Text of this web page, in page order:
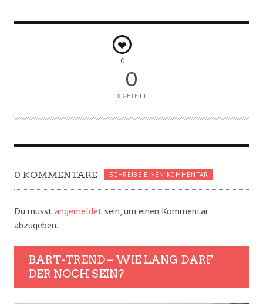
0
0
X GETEILT
0 KOMMENTARE SCHREIBE EINEN KOMMENTAR
Du musst angemeldet sein, um einen Kommentar
abzugeben.
BART-TREND – WIE LANG DARF
DER NOCH SEIN?